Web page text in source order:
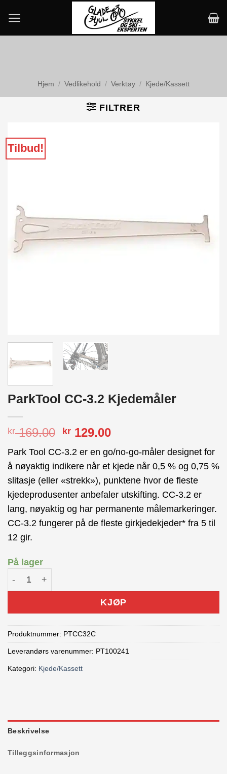
content
Hjem / Vedlikehold / Verktøy / Kjede/Kassett
FILTRER
Tilbud!
ParkTool CC-3.2 Kjedemåler
kr169.00 Opprinnelig
var:
kr 169.00.
kr 129.00Nåværende
er:
kr 129.00.
Park Tool CC-3.2 er en go/no-go-måler designet for
å nøyaktig indikere når et kjede når 0,5 % og 0,75 %
slitasje (eller «strekk»), punktene hvor de fleste
kjedeprodusenter anbefaler utskifting. CC-3.2 er
lang, nøyaktig og har permanente målemarkeringer.
CC-3.2 fungerer på de fleste girkjedekjeder* fra 5 til
12 gir.
På lager
KJØP
Produktnummer: PTCC32C
Leverandørs varenummer: PT100241
Kategori: Kjede/Kassett
Beskrivelse
Tilleggsinformasjon